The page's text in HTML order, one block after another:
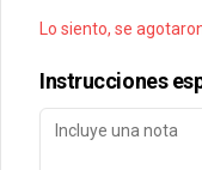
Facebook
Mi cuenta
Lo siento, se
Instrucciones